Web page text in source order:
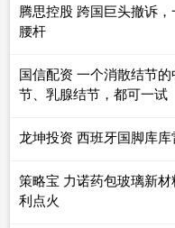
腾思控股 跨国巨头撤诉
腰杆
国信配资 一个消散结节
节、乳腺结节，都可一试
龙坤投资 西班牙国脚库
策略宝 力诺药包玻璃新
利点火